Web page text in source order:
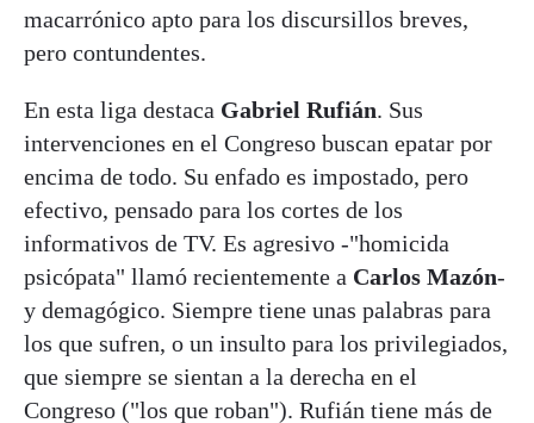
macarrónico apto para los discursillos breves,
pero contundentes.
En esta liga destaca Gabriel Rufián. Sus
intervenciones en el Congreso buscan epatar por
encima de todo. Su enfado es impostado, pero
efectivo, pensado para los cortes de los
informativos de TV. Es agresivo -"homicida
psicópata" llamó recientemente a Carlos Mazón-
y demagógico. Siempre tiene unas palabras para
los que sufren, o un insulto para los privilegiados,
que siempre se sientan a la derecha en el
Congreso ("los que roban"). Rufián tiene más de